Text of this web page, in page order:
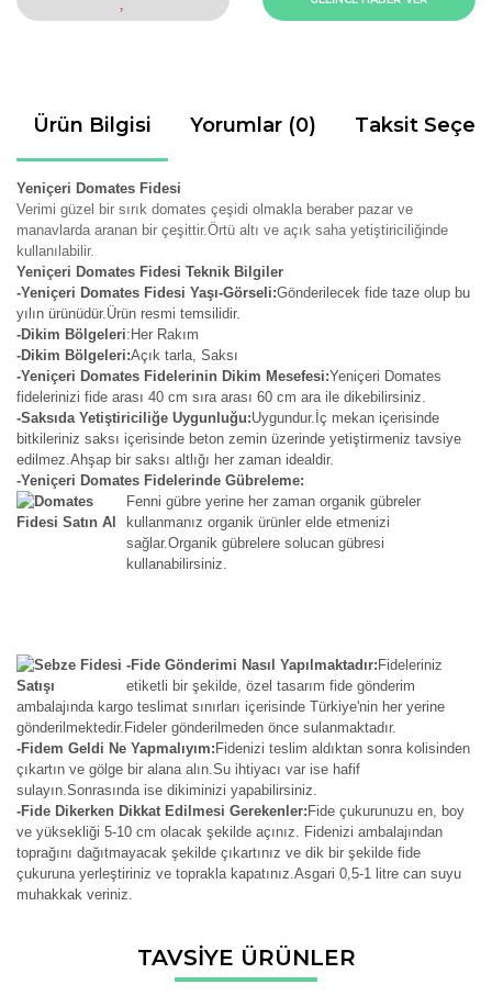
Ürün Bilgisi Yorumlar (0) Taksit
Yeniçeri Domates Fidesi
Verimi güzel bir sırık domates çeşidi olmakla beraber pazar ve
manavlarda aranan bir çeşittir.Örtü altı ve açık saha yetiştiriciliğinde
kullanılabilir.
Yeniçeri Domates Fidesi Teknik Bilgiler
-Yeniçeri Domates Fidesi Yaşı-Görseli:Gönderilecek fide taze olup bu
yılın ürünüdür.Ürün resmi temsilidir.
-Dikim Bölgeleri:Her Rakım
-Dikim Bölgeleri:Açık tarla, Saksı
-Yeniçeri Domates Fidelerinin Dikim Mesefesi:Yeniçeri Domates
fidelerinizi fide arası 40 cm sıra arası 60 cm ara ile dikebilirsiniz.
-Saksıda Yetiştiriciliğe Uygunluğu:Uygundur.İç mekan içerisinde
bitkileriniz saksı içerisinde beton zemin üzerinde yetiştirmeniz tavsiye
edilmez.Ahşap bir saksı altlığı her zaman idealdir.
-Yeniçeri Domates Fidelerinde Gübreleme:
Fenni gübre yerine her zaman organik gübreler
kullanmanız organik ürünler elde etmenizi
sağlar.Organik gübrelere solucan gübresi
kullanabilirsiniz.
-Fide Gönderimi Nasıl Yapılmaktadır: Fideleriniz
etiketli bir şekilde, özel tasarım fide gönderim
ambalajında kargo teslimat sınırları içerisinde Türkiye'nin her yerine
gönderilmektedir.Fideler gönderilmeden önce sulanmaktadır.
-Fidem Geldi Ne Yapmalıyım: Fidenizi teslim aldıktan sonra kolisinden
çıkartın ve gölge bir alana alın.Su ihtiyacı var ise hafif
sulayın.Sonrasında ise dikiminizi yapabilirsiniz.
-Fide Dikerken Dikkat Edilmesi Gerekenler: Fide çukurunuzu en, boy
ve yüksekliği 5-10 cm olacak şekilde açınız. Fidenizi ambalajından
toprağını dağıtmayacak şekilde çıkartınız ve dik bir şekilde fide
çukuruna yerleştiriniz ve toprakla kapatınız.Asgari 0,5-1 litre can suyu
muhakkak veriniz.
Bu ürüne ilk yorumu siz yapın!
Bu ürünün fiyat bilgisi, resim, ürün açıklamalarında ve diğer
konularda yetersiz gördüğünüz noktaları öneri formunu
TAVSİYE ÜRÜNLER